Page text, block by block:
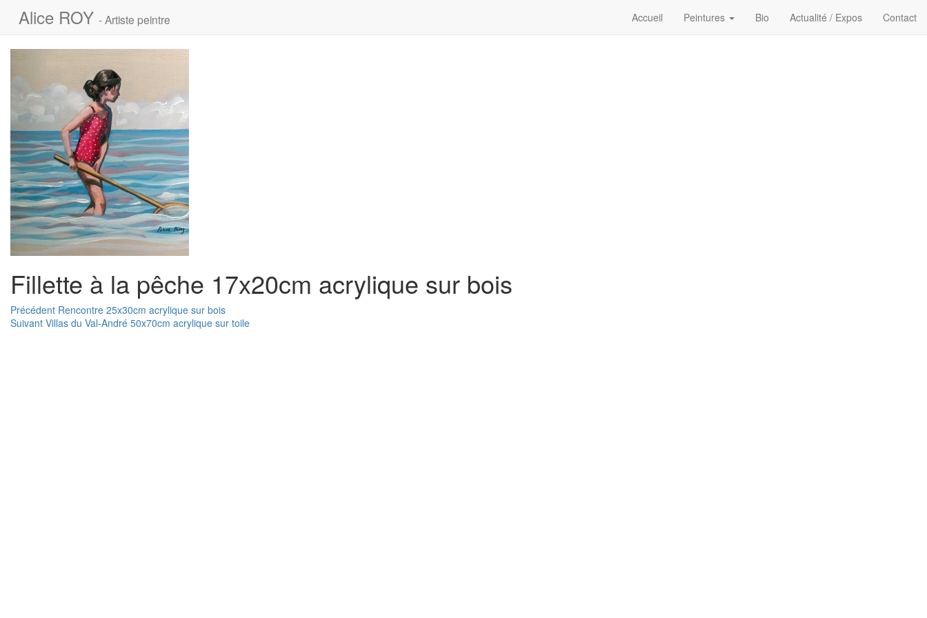
Alice ROY - Artiste peintre Accueil Peintures Bio Actualité / Expos Contact
Fillette à la pêche 17x20cm acrylique sur bois
Navigation
de
Précédent Article
précédent :
Rencontre 25x30cm acrylique sur bois
Suivant Article
Villas du Val-André 50x70cm acrylique sur toile